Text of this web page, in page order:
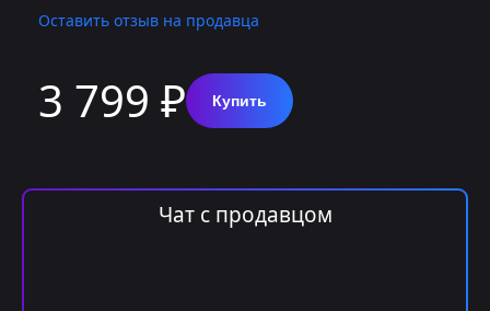
Оставить отзыв на продавца
3 799 ₽ Купить
Чат с продавцом